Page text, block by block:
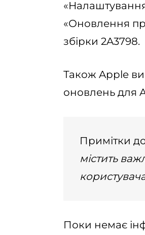
«Оновлення
збірки 2A3798.
Також Apple
оновлень для
Примітки
містить
Поки немає